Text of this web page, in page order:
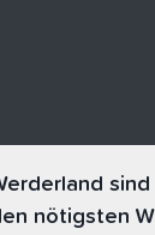
nötigsten